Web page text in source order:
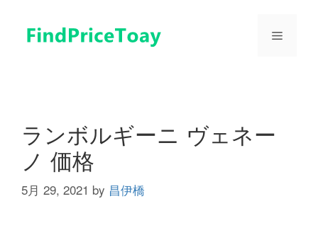
メ
ランボルギーニ ヴェネー
ノ 価格
5月 29, 2021 by 昌伊橋